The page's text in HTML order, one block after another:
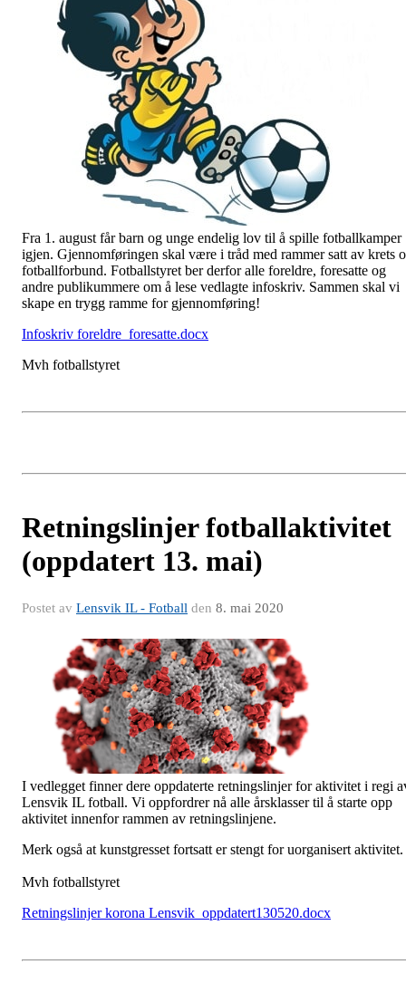
Fra 1. august får barn og unge endelig lov til å spille fotballkamper
igjen. Gjennomføringen skal være i tråd med rammer satt av krets
fotballforbund. Fotballstyret ber derfor alle foreldre, foresatte og
andre publikummere om å lese vedlagte infoskriv. Sammen skal vi
skape en trygg ramme for gjennomføring!
Infoskriv foreldre_foresatte.docx
Mvh fotballstyret
Retningslinjer fotballaktivitet
(oppdatert 13. mai)
Postet av Lensvik IL - Fotball den 8. mai 2020
I vedlegget finner dere oppdaterte retningslinjer for aktivitet i regi
Lensvik IL fotball. Vi oppfordrer nå alle årsklasser til å starte opp
aktivitet innenfor rammen av retningslinjene.
Merk også at kunstgresset fortsatt er stengt for uorganisert aktivitet.
Mvh fotballstyret
Retningslinjer korona Lensvik_oppdatert130520.docx